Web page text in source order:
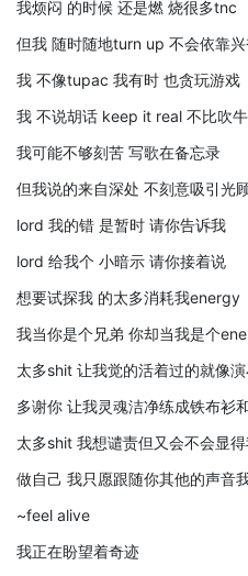
我烦闷 的时候 还是燃 烧很多tnc
但我 随时随地turn up 不会依靠兴
我 不像tupac 我有时 也贪玩游戏
我 不说胡话 keep it real 不比吹
我可能不够刻苦 写歌在备忘录
但我说的来自深处 不刻意吸引光
lord 我的错 是暂时 请你告诉我
lord 给我个 小暗示 请你接着说
想要试探我 的太多消耗我energy
我当你是个兄弟 你却当我是个
太多shit 让我觉的活着过的就像
多谢你 让我灵魂洁净练成铁布衫
太多shit 我想谴责但又会不会显
做自己 我只愿跟随你其他的声音
~feel alive
我正在盼望着奇迹